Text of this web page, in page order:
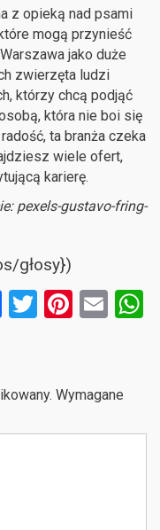
z opieką nad psami
mogą przynieść
jako duże
zwierzęta ludzi
którzy chcą podjąć
która nie boi się
ta branża czeka
wiele ofert,
karierę.
pexels-gustavo-fring-
głosy})
F
b
o
T
er
Pi
es
E
Wymagane